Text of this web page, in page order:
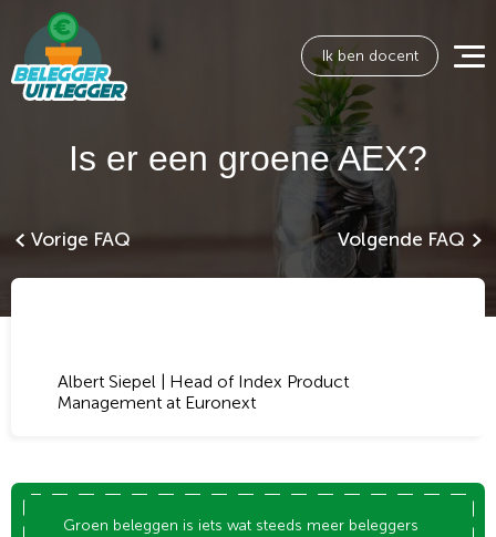
Ik ben docent
Is er een groene AEX?
Vorige FAQ Volgende FAQ
Albert Siepel | Head of Index Product
Management at Euronext
Groen beleggen is iets wat steeds meer beleggers